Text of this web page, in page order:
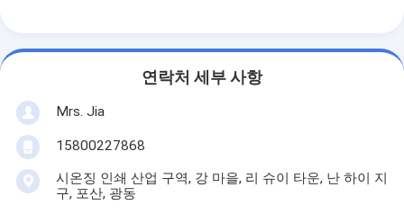
연락처 세부 사항
Mrs. Jia
15800227868
시온징 인쇄 산업 구역, 강 마을, 리 슈이 타운, 난 하이 지
구, 포산, 광동